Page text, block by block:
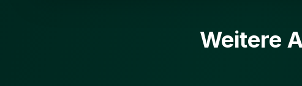
Weitere